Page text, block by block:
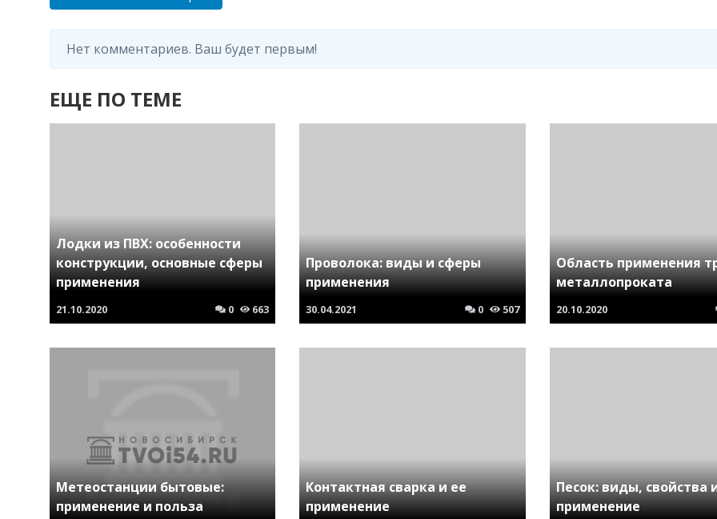
Нет комментариев. Ваш будет первым!
ЕЩЕ ПО ТЕМЕ
Лодки из ПВХ: особенности
конструкции, основные сферы
применения
21.10.2020 0 663
Проволока: виды и сферы
применения
30.04.2021 0 507
Область применения
металлопроката
20.10.2020
Метеостанции бытовые:
применение и польза
Контактная сварка и ее
применение
Песок: виды, свойства
применение